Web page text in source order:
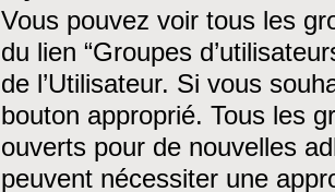
Vous pouvez voir tous les
du lien “Groupes
de l’Utilisateur. Si vous
bouton approprié. Tous les
ouverts pour de nouvelles
peuvent nécessiter une